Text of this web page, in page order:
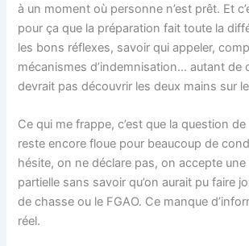
à un moment où personne n’est prêt. Et
pour ça que la préparation fait toute la
les bons réflexes, savoir qui appeler,
mécanismes d’indemnisation… autant de
devrait pas découvrir les deux mains sur
Ce qui me frappe, c’est que la question
reste encore floue pour beaucoup de
hésite, on ne déclare pas, on accepte
partielle sans savoir qu’on aurait pu faire
de chasse ou le FGAO. Ce manque
réel.